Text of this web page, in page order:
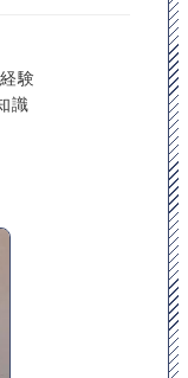
験
識